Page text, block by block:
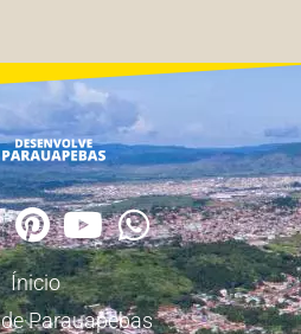
Ínicio
Parauapebas